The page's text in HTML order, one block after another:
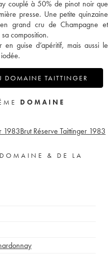
couplé à 50% de pinot noir que
presse. Une petite quinzaine
grand cru de Champagne et
composition.
guise d’apéritif, mais aussi le
DOMAINE TAITTINGER
DOMAINE
1983Brut Réserve Taittinger 1983
& DE LA